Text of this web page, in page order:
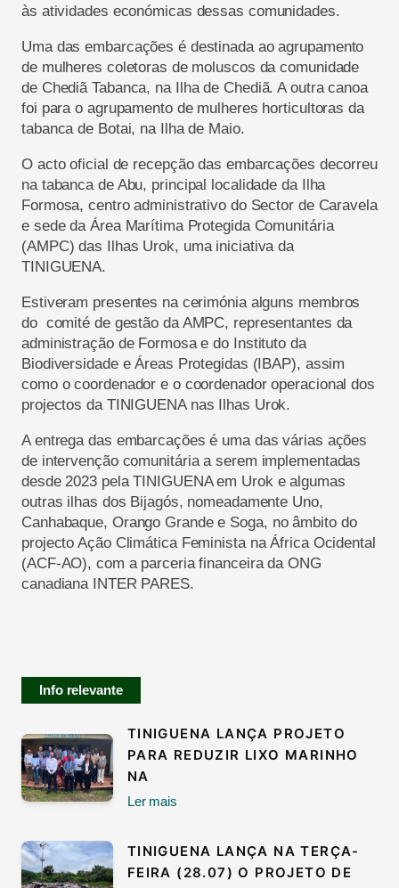
às atividades económicas dessas comunidades.
Uma das embarcações é destinada ao agrupamento
de mulheres coletoras de moluscos da comunidade
de ChediãTabanca, na Ilha de Chediã. A outra canoa
foi para o agrupamento de mulheres horticultoras da
tabanca de Botai, na Ilha de Maio.
O actooficial de recepçãodas embarcações decorreu
na tabanca de Abu, principal localidade da Ilha
Formosa, centro administrativo do Sector de Caravela
e sede da Área Marítima Protegida Comunitária
(AMPC) das Ilhas Urok, uma iniciativa da
TINIGUENA.
Estiveram presentes na cerimónia alguns membros
do comité de gestão da AMPC, representantes da
administração de Formosa e do Instituto da
Biodiversidade e Áreas Protegidas (IBAP), assim
como o coordenador e o coordenador operacional dos
projectos da TINIGUENAnas Ilhas Urok.
A entrega das embarcações é uma das várias ações
de intervenção comunitáriaa serem implementadas
desde 2023 pela TINIGUENA em Uroke algumas
outras ilhas dos Bijagós, nomeadamente Uno,
Canhabaque, Orango Grande e Soga, noâmbito do
projecto Ação Climática Feminista na África Ocidental
(ACF-AO), com a parceria financeira da ONG
canadiana INTER PARES.
Info relevante
TINIGUENA LANÇA PROJETO
PARA REDUZIR LIXO MARINHO
NA
Ler mais
TINIGUENA LANÇA NA TERÇA-
FEIRA (28.07) O PROJETO DE